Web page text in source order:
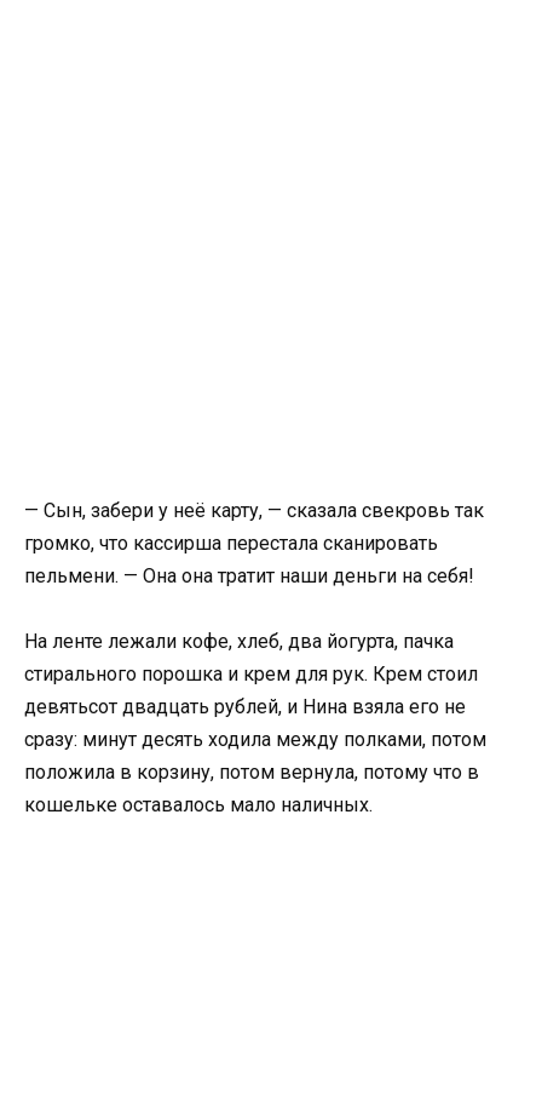
— Сын, забери у неё карту, — сказала свекровь так
громко, что кассирша перестала сканировать
пельмени. — Она она тратит наши деньги на себя!
На ленте лежали кофе, хлеб, два йогурта, пачка
стирального порошка и крем для рук. Крем стоил
девятьсот двадцать рублей, и Нина взяла его не
сразу: минут десять ходила между полками, потом
положила в корзину, потом вернула, потому что в
кошельке оставалось мало наличных.